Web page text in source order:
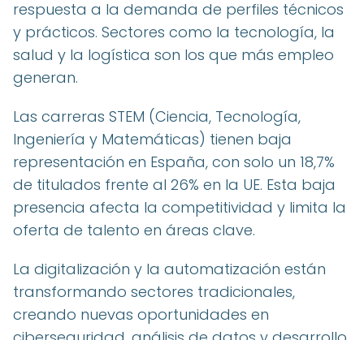
respuesta a la demanda de perfiles técnicos
y prácticos. Sectores como la tecnología, la
salud y la logística son los que más empleo
generan.
Las carreras STEM (Ciencia, Tecnología,
Ingeniería y Matemáticas) tienen baja
representación en España, con solo un 18,7%
de titulados frente al 26% en la UE. Esta baja
presencia afecta la competitividad y limita la
oferta de talento en áreas clave.
La digitalización y la automatización están
transformando sectores tradicionales,
creando nuevas oportunidades en